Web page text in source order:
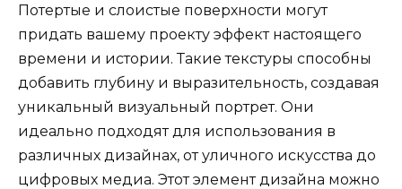
Потертые и слоистые поверхности могут
придать вашему проекту эффект настоящего
времени и истории. Такие текстуры способны
добавить глубину и выразительность, создавая
уникальный визуальный портрет. Они
идеально подходят для использования в
различных дизайнах, от уличного искусства до
цифровых медиа. Этот элемент дизайна можно